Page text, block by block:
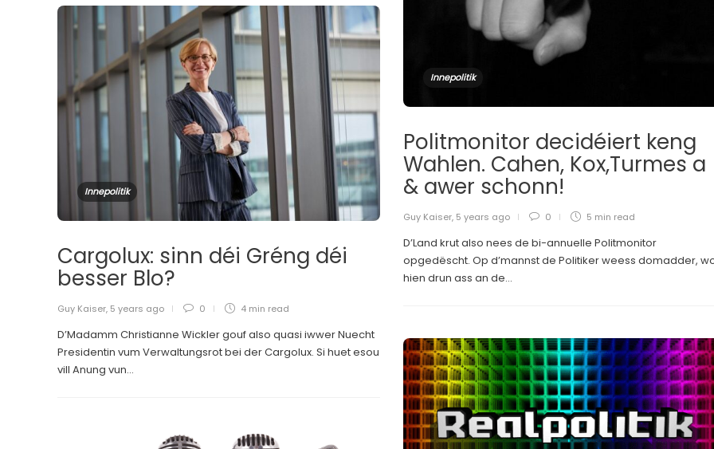
Innepolitik
Politmonitor decidéiert keng
Wahlen. Cahen, Kox,Turmes a
& awer schonn!
Guy Kaiser, 5 years ago 0 5 min read
D’Land krut also nees de bi-annuelle Politmonitor
opgedëscht. Op d’mannst de Politiker weess domadder,
hien drun ass an de...
Innepolitik
Cargolux: sinn déi Gréng déi
besser Blo?
Guy Kaiser, 5 years ago 0 4 min read
D’Madamm Christianne Wickler gouf also quasi iwwer Nuecht
Presidentin vum Verwaltungsrot bei der Cargolux. Si huet esou
vill Anung vun...